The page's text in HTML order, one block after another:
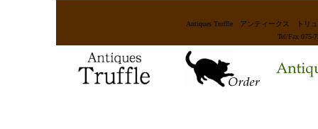
Antiques Truffle アンティークス ト
Tel/Fax